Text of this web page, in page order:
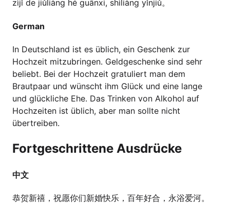
zìjǐ de jiǔliàng hé guānxi, shìliàng yǐnjiǔ。
German
In Deutschland ist es üblich, ein Geschenk zur
Hochzeit mitzubringen. Geldgeschenke sind sehr
beliebt. Bei der Hochzeit gratuliert man dem
Brautpaar und wünscht ihm Glück und eine lange
und glückliche Ehe. Das Trinken von Alkohol auf
Hochzeiten ist üblich, aber man sollte nicht
übertreiben.
Fortgeschrittene Ausdrücke
中文
恭贺新禧，祝愿你们新婚快乐，百年好合，永浴爱河。